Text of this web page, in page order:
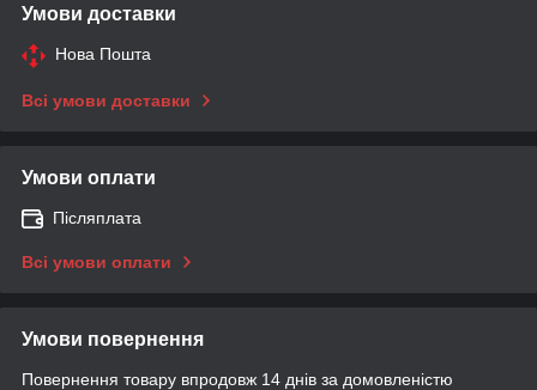
Умови доставки
Нова Пошта
Всі умови доставки
Умови оплати
Післяплата
Всі умови оплати
Умови повернення
Повернення товару впродовж 14 днів за домовленістю